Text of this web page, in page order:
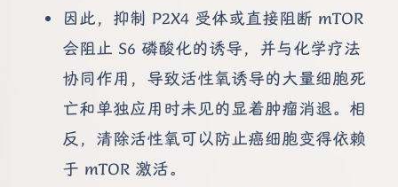
因此，抑制 P2X4 受体或直接阻断 mTOR
会阻止 S6 磷酸化的诱导，并与化学疗法
协同作用，导致活性氧诱导的大量细胞死
亡和单独应用时未见的显着肿瘤消退。相
反，清除活性氧可以防止癌细胞变得依赖
于 mTOR 激活。